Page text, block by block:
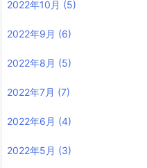
2022年10月 (5)
2022年9月 (6)
2022年8月 (5)
2022年7月 (7)
2022年6月 (4)
2022年5月 (3)